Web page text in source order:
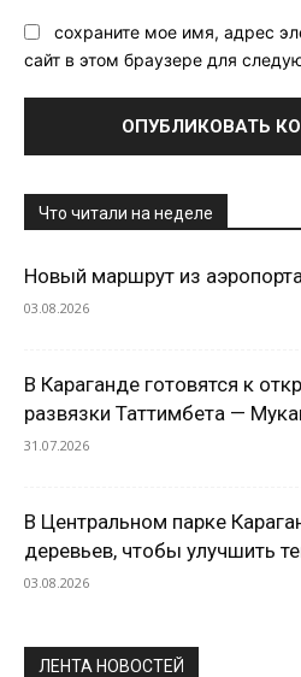
сохраните мое имя, адрес
сайт в этом браузере для
Что читали на неделе
Новый маршрут из
03.08.2026
В Караганде готовятся к
развязки Таттимбета —
31.07.2026
В Центральном парке
деревьев, чтобы улучшить
03.08.2026
ЛЕНТА НОВОСТЕЙ